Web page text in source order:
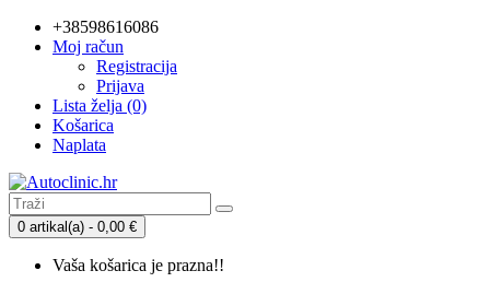
+38598616086
Moj račun
Registracija
Prijava
Lista želja (0)
Košarica
Naplata
0 artikal(a) - 0,00 €
Vaša košarica je prazna!!